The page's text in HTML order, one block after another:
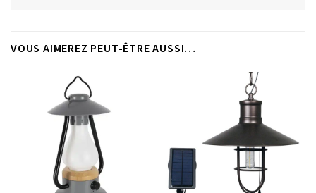
VOUS AIMEREZ PEUT-ÊTRE AUSSI…